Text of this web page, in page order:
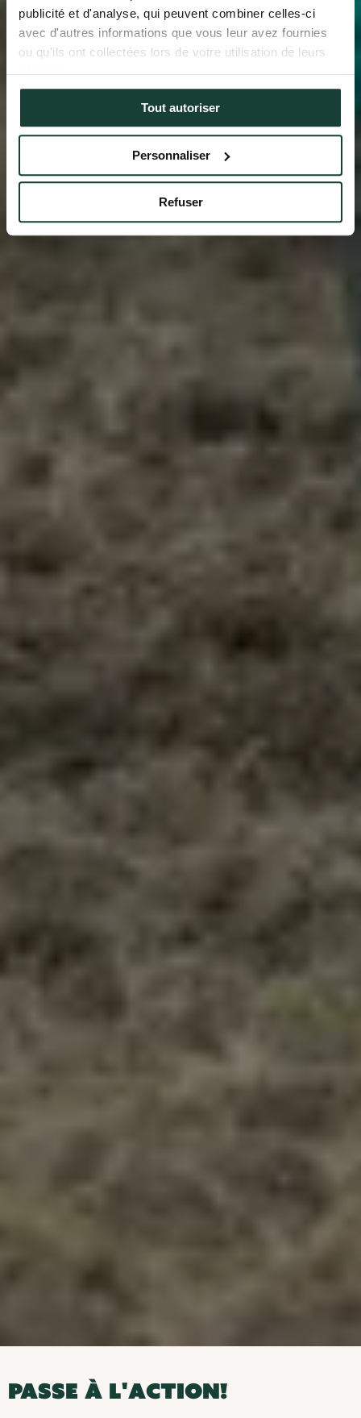
publicité et d'analyse, qui peuvent combiner celles-ci
avec d'autres informations que vous leur avez fournies
ou qu'ils ont collectées lors de votre utilisation de leurs
services.
Tout autoriser
Personnaliser
Refuser
PASSE À L'ACTION!